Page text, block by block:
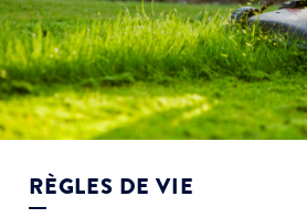
RÈGLES DE VIE